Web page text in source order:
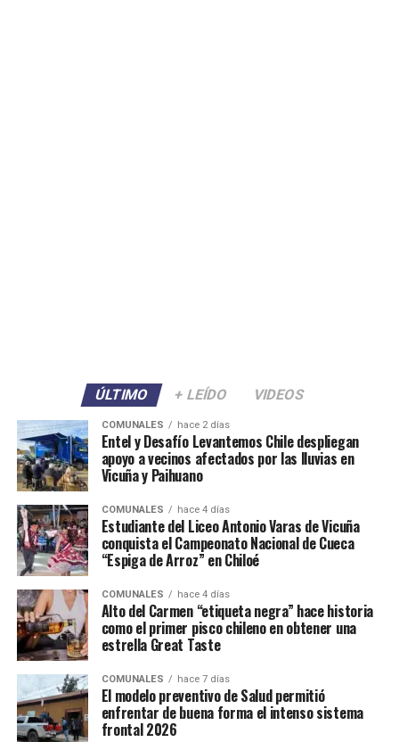
ÚLTIMO + LEÍDO VIDEOS
COMUNALES hace 2 días
Entel y Desafío Levantemos Chile despliegan
apoyo a vecinos afectados por las lluvias en
Vicuña y Paihuano
COMUNALES hace 4 días
Estudiante del Liceo Antonio Varas de Vicuña
conquista el Campeonato Nacional de Cueca
“Espiga de Arroz” en Chiloé
COMUNALES hace 4 días
Alto del Carmen “etiqueta negra” hace historia
como el primer pisco chileno en obtener una
estrella Great Taste
COMUNALES hace 7 días
El modelo preventivo de Salud permitió
enfrentar de buena forma el intenso sistema
frontal 2026